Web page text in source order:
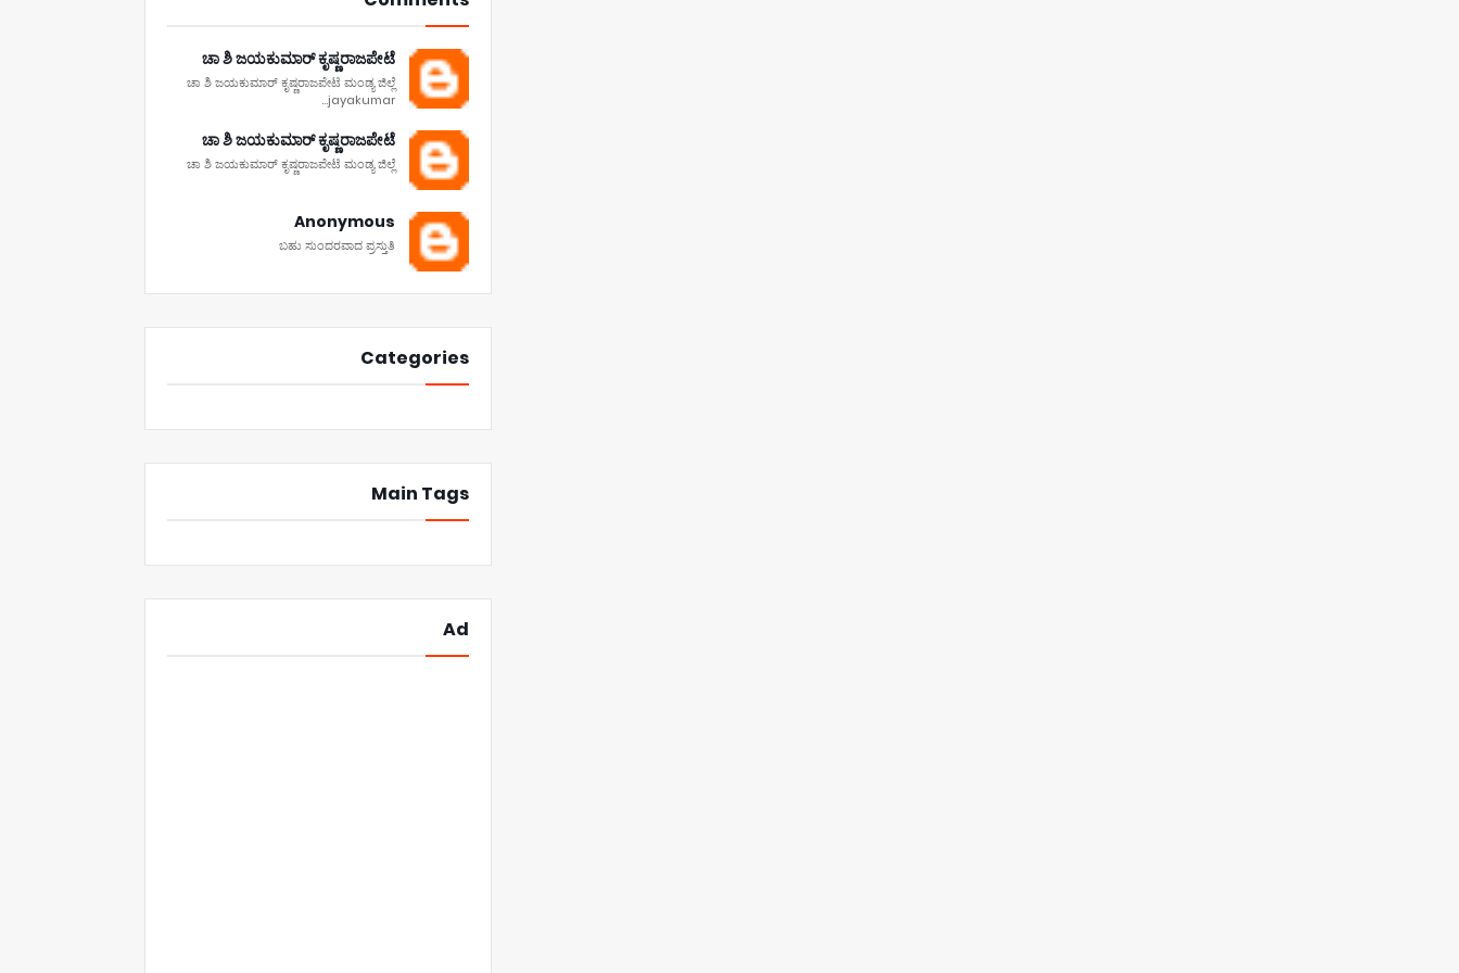
ಚಾ ಶಿ ಜಯಕುಮಾರ್ ಕೃಷ್ಣರಾಜಪೇಟೆ
ಚಾ ಶಿ ಜಯಕುಮಾರ್ ಕೃಷ್ಣರಾಜಪೇಟೆ ಮಂಡ್ಯ ಜಿಲ್ಲೆ
jayakumar...
ಚಾ ಶಿ ಜಯಕುಮಾರ್ ಕೃಷ್ಣರಾಜಪೇಟೆ
ಚಾ ಶಿ ಜಯಕುಮಾರ್ ಕೃಷ್ಣರಾಜಪೇಟೆ ಮಂಡ್ಯ ಜಿಲ್ಲೆ
Anonymous
ಬಹು ಸುಂದರವಾದ ಪ್ರಸ್ತುತಿ
Categories
Main Tags
Ad